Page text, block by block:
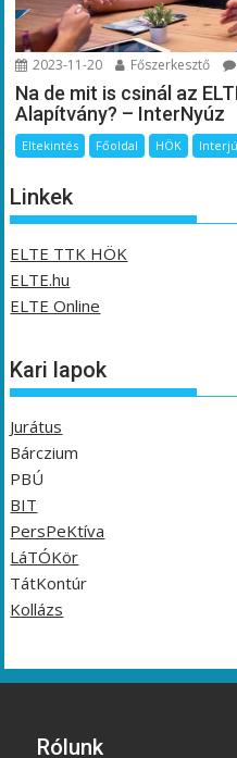
2023-11-20 Főszerkesztő
Na de mit is csinál az
Alapítvány? – InterNyúz
Eltekintés Főoldal HÖK Interjú
Linkek
ELTE TTK HÖK
ELTE.hu
ELTE Online
Kari lapok
Jurátus
Bárczium
PBÚ
BIT
PersPeKtíva
LáTÓKör
TátKontúr
Kollázs
Rólunk